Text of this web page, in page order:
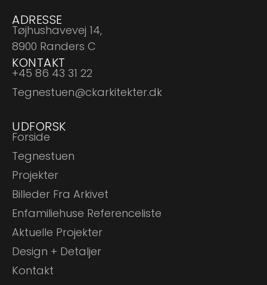
ADRESSE
Tøjhushavevej 14,
8900 Randers C
KONTAKT
+45 86 43 31 22
Tegnestuen@ckarkitekter.dk
UDFORSK
Forside
Tegnestuen
Projekter
Billeder Fra Arkivet
Enfamiliehuse Referenceliste​
Aktuelle Projekter
Design + Detaljer
Kontakt